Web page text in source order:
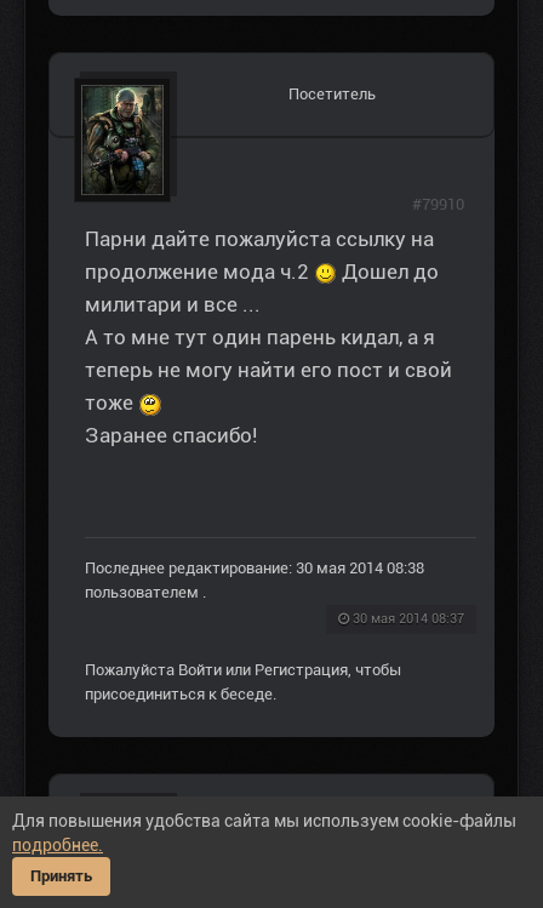
Посетитель
Парни дайте пожалуйста ссылку на
продолжение мода ч.2
Дошел до
милитари и все ...
А то мне тут один парень кидал, а я
теперь не могу найти его пост и свой
тоже
Заранее спасибо!
Последнее редактирование: 30 мая 2014 08:38
пользователем .
30 мая 2014 08:37
#79910
Пожалуйста Войти или Регистрация, чтобы
присоединиться к беседе.
Посетитель
Для повышения удобства сайта мы используем cookie-файлы
подробнее.
Принять